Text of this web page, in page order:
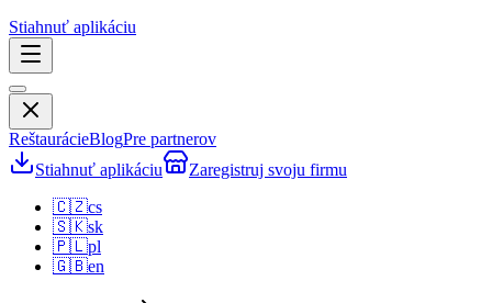
Stiahnuť aplikáciu
ReštaurácieBlogPre partnerov
Stiahnuť aplikáciu
Zaregistruj svoju firmu
🇨🇿cs
🇸🇰sk
🇵🇱pl
🇬🇧en